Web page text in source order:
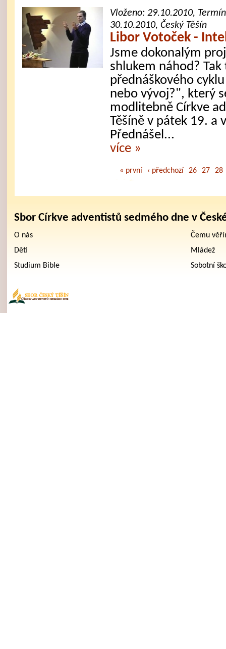
Vloženo:29.10.2010,
30.10.2010, Český Těšín
Libor Votoček -
Jsme dokonalým
shlukem náhod?
přednáškového
nebo vývoj?", který
modlitebně Církve
Těšíně v pátek 19. a
Přednášel...
více »
« první ‹ předchozí 26 27 28
Sbor Církve adventistů sedmého dne v
O nás
Čemu
Děti
Mládež
Studium Bible
Sobotní